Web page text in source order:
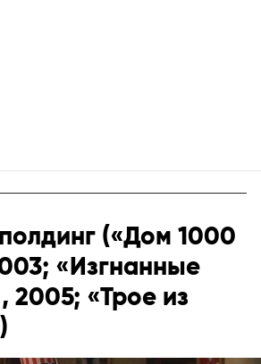
(«Дом 1000
«Изгнанные
2005; «Трое из